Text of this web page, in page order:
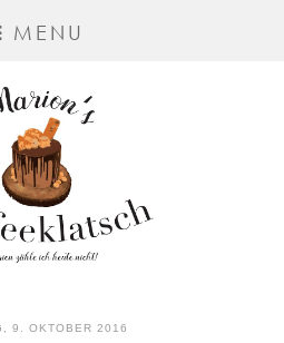
MENU
9. OKTOBER 2016